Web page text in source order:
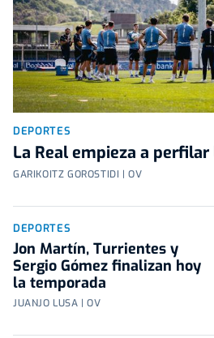
DEPORTES
La Real empieza a
GARIKOITZ GOROSTIDI | OV
DEPORTES
Jon Martín, Turrientes y
Sergio Gómez finalizan hoy
la temporada
JUANJO LUSA | OV